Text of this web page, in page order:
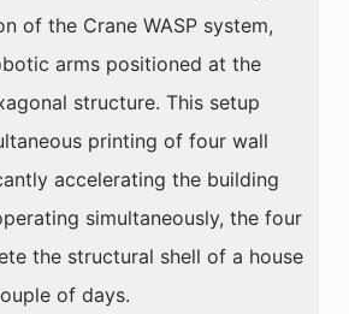
of the Crane WASP system,
arms positioned at the
structure. This setup
printing of four wall
accelerating the building
simultaneously, the four
the structural shell of a house
of days.